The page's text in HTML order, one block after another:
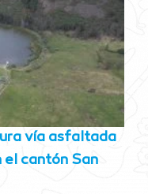
vía asfaltada
el cantón San